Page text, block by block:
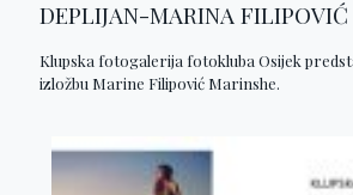
DEPLIJAN-MARINA
Klupska fotogalerija fotokluba Osijek
izložbu Marine Filipović Marinshe.